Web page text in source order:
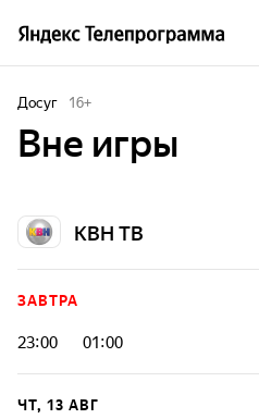
Досуг 16+
Вне игры
КВН ТВ
ЗАВТРА
23:00 01:00
ЧТ, 13 АВГ